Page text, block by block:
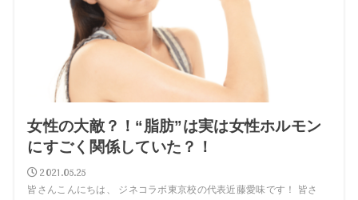
女性の大敵？！“脂肪”は実は女性ホルモン
にすごく関係していた？！
2021.05.25
皆さんこんにちは、 ジネコラボ東京校の代表近藤愛味です！ 皆さ